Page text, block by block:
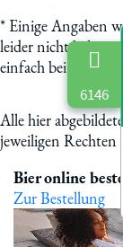
*Einige Angaben
leider nicht
einfach bei Mail.
Alle hier
jeweiligen Rechten
6146
Bier online
Zur Bestellung